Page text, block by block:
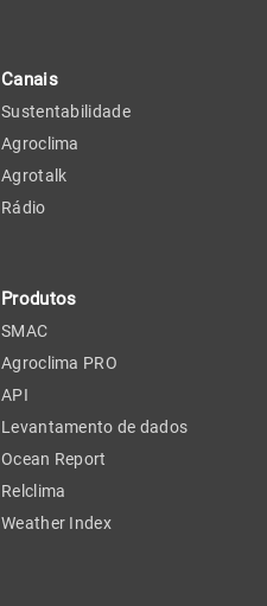
Canais
Sustentabilidade
Agroclima
Agrotalk
Rádio
Produtos
SMAC
Agroclima PRO
API
Levantamento de dados
Ocean Report
Relclima
Weather Index